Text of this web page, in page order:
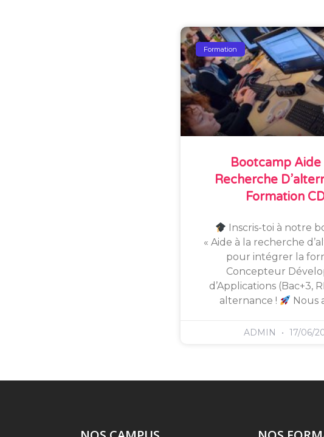
Formation
Bootcamp Aide
Recherche
Formation
Inscris-toi à notre
« Aide à la recherche
pour intégrer la
Concepteur
d’Applications (Bac+3,
alternance !
Nous
ADMIN 17/06/